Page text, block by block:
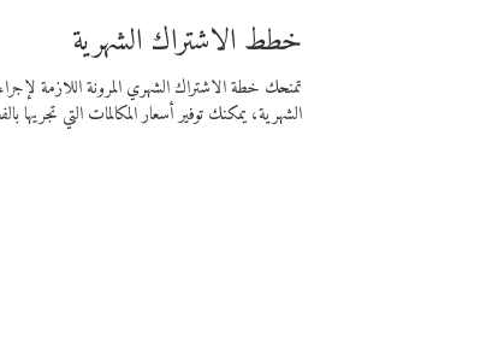
خطط الاشتراك الشهرية
تمنحك خطة الاشتراك الشهري المرونة اللازمة
الشهرية، يمكنك توفير أسعار المكالمات التي تجريها